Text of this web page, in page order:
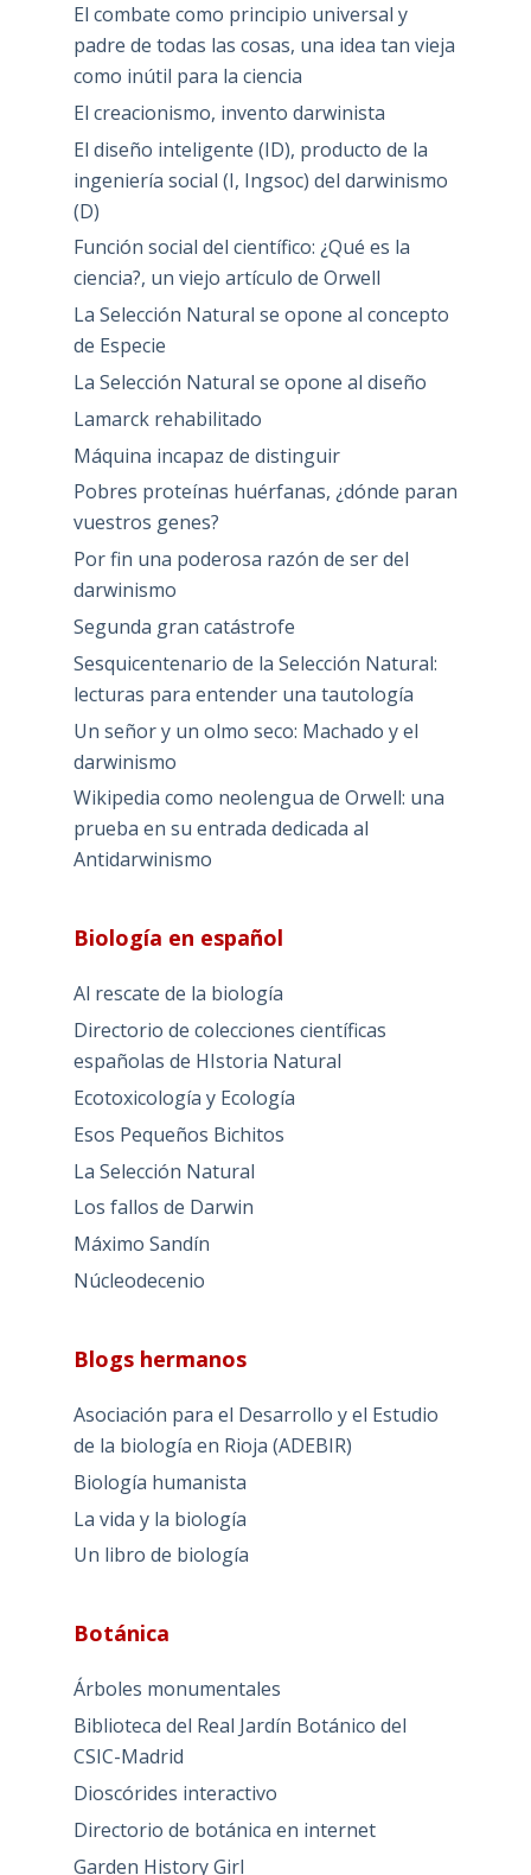
El combate como principio universal y
padre de todas las cosas, una idea tan vieja
como inútil para la ciencia
El creacionismo, invento darwinista
El diseño inteligente (ID), producto de la
ingeniería social (I, Ingsoc) del darwinismo
(D)
Función social del científico: ¿Qué es la
ciencia?, un viejo artículo de Orwell
La Selección Natural se opone al concepto
de Especie
La Selección Natural se opone al diseño
Lamarck rehabilitado
Máquina incapaz de distinguir
Pobres proteínas huérfanas, ¿dónde paran
vuestros genes?
Por fin una poderosa razón de ser del
darwinismo
Segunda gran catástrofe
Sesquicentenario de la Selección Natural:
lecturas para entender una tautología
Un señor y un olmo seco: Machado y el
darwinismo
Wikipedia como neolengua de Orwell: una
prueba en su entrada dedicada al
Antidarwinismo
Biología en español
Al rescate de la biología
Directorio de colecciones científicas
españolas de HIstoria Natural
Ecotoxicología y Ecología
Esos Pequeños Bichitos
La Selección Natural
Los fallos de Darwin
Máximo Sandín
Núcleodecenio
Blogs hermanos
Asociación para el Desarrollo y el Estudio
de la biología en Rioja (ADEBIR)
Biología humanista
La vida y la biología
Un libro de biología
Botánica
Árboles monumentales
Biblioteca del Real Jardín Botánico del
CSIC-Madrid
Dioscórides interactivo
Directorio de botánica en internet
Garden History Girl